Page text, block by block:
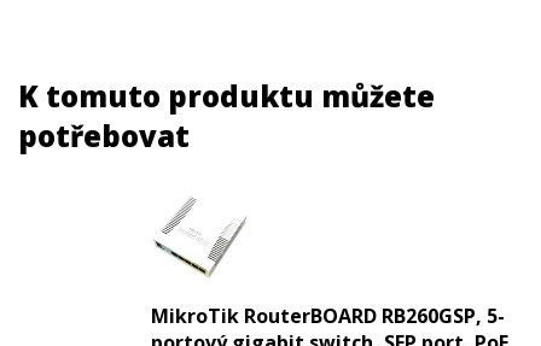
K tomuto produktu můžete
potřebovat
MikroTik RouterBOARD RB260GSP, 5-